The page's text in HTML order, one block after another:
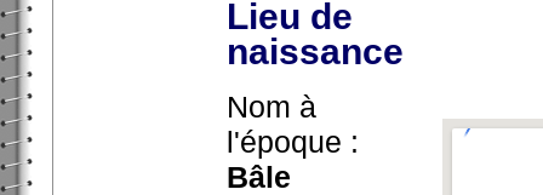
Lieu de
naissance
Nom à
l'époque :
Bâle